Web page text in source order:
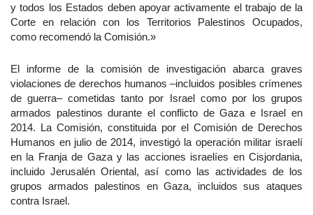
y todos los Estados deben apoyar activamente el trabajo de la
Corte en relación con los Territorios Palestinos Ocupados,
como recomendó la Comisión.»
El informe de la comisión de investigación abarca graves
violaciones de derechos humanos –incluidos posibles crímenes
de guerra– cometidas tanto por Israel como por los grupos
armados palestinos durante el conflicto de Gaza e Israel en
2014. La Comisión, constituida por el Comisión de Derechos
Humanos en julio de 2014, investigó la operación militar israelí
en la Franja de Gaza y las acciones israelíes en Cisjordania,
incluido Jerusalén Oriental, así como las actividades de los
grupos armados palestinos en Gaza, incluidos sus ataques
contra Israel.